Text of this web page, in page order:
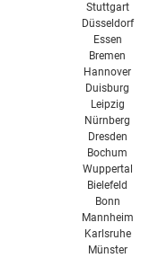
Stuttgart
Düsseldorf
Essen
Bremen
Hannover
Duisburg
Leipzig
Nürnberg
Dresden
Bochum
Wuppertal
Bielefeld
Bonn
Mannheim
Karlsruhe
Münster